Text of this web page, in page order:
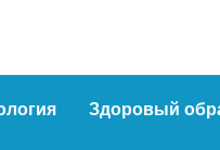
Здоровый